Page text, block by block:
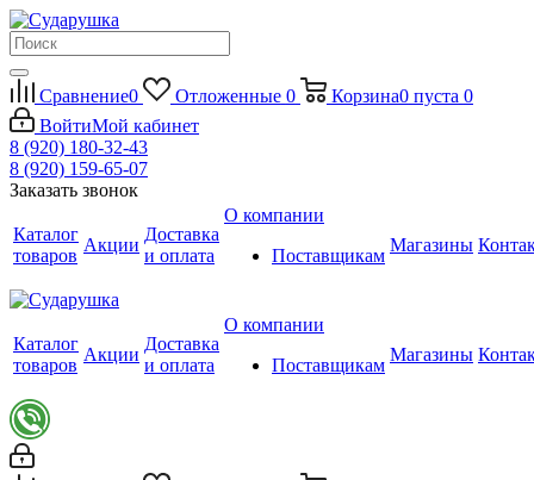
Сравнение0 Отложенные 0 Корзина0 пуста 0
ВойтиМой кабинет
8 (920) 180-32-43
8 (920) 159-65-07
Заказать звонок
Каталог
товаров
Акции
Доставка
и оплата
О компании
Поставщикам
Магазины
Каталог
товаров
Акции
Доставка
и оплата
О компании
Поставщикам
Магазины